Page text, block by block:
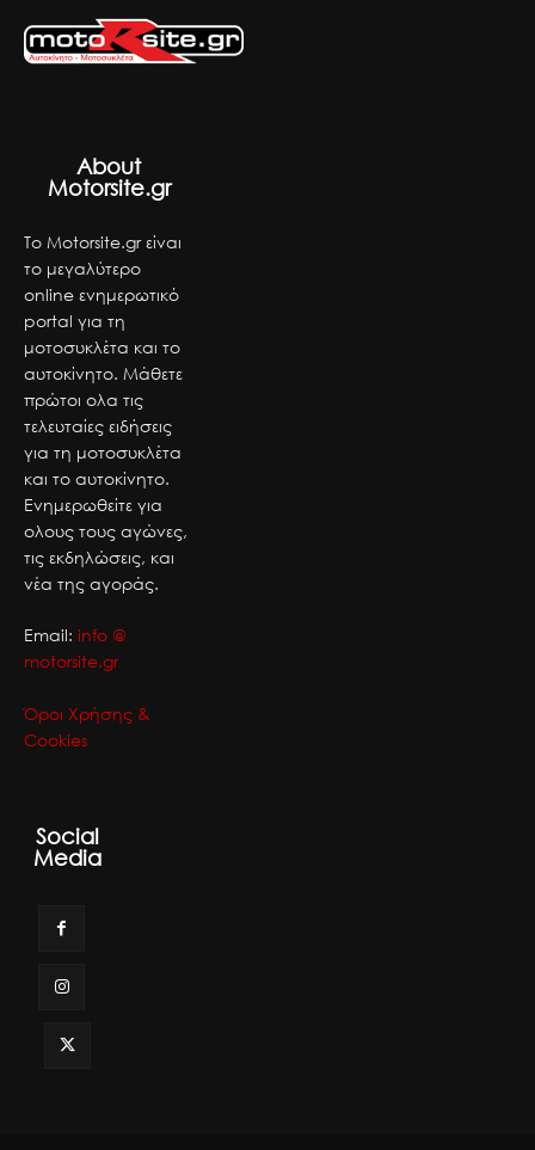
About
Motorsite.gr
Το Motorsite.gr είναι
το μεγαλύτερο
online ενημερωτικό
portal για τη
μοτοσυκλέτα και το
αυτοκίνητο. Μάθετε
πρώτοι ολα τις
τελευταίες ειδήσεις
για τη μοτοσυκλέτα
και το αυτοκίνητο.
Ενημερωθείτε για
ολους τους αγώνες,
τις εκδηλώσεις, και
νέα της αγοράς.
Email: info @
motorsite.gr
Όροι Χρήσης &
Cookies
Social
Media